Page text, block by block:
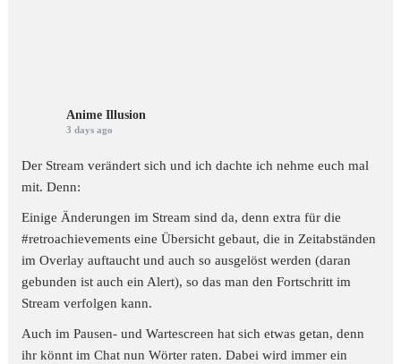
Anime Illusion
3 days ago
Der Stream verändert sich und ich dachte ich nehme euch mal
mit. Denn:
Einige Änderungen im Stream sind da, denn extra für die
#retroachievements eine Übersicht gebaut, die in Zeitabständen
im Overlay auftaucht und auch so ausgelöst werden (daran
gebunden ist auch ein Alert), so das man den Fortschritt im
Stream verfolgen kann.
Auch im Pausen- und Wartescreen hat sich etwas getan, denn
ihr könnt im Chat nun Wörter raten. Dabei wird immer ein